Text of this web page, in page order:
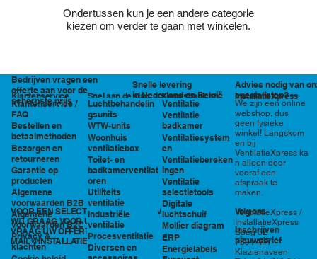
Ondertussen kun je een andere categorie
kiezen om verder te gaan met winkelen.
Klantenservice
Klantenservice /
FAQ
Bestellen en
betaalmethoden
Bezorgen en
retourneren
Garantie op
producten
Algemene
voorwaarden B2B
Algemene
voorwaarden B2C
Privacy &
klachten
VOOR EEN SELECTIE EN PRIJSOPGAVE STAAN
WIJ GRAAG VOOR U KLAAR!
VRAAG UW OFFERTE AAN VIA
MAIL@INSTALLATIEXPRESS.NL
Bedrijven vragen een
offerte aan voor de
scherpste prijs
Snelle levering
in Nederland en België
Advies nodig van
specialisten?
Snel aan de slag
Luchtbehandelin
gsunits
WTW-units
Woonhuis
ventilatiebox
Toilet- en
badkamerventilat
oren
Utiliteits
ventilatie
Industriële
ventilatie
Procesventilatie
Diversen en
Kennisbank en
tools
Ventilatie
Ventilatie
badkamer
Ventilatiesystem
en
Ventilatiebereken
ingen
Ventilatie
selectietools
Digitale
luchtschuif
Mollier diagram
ERP
Energielabels
We zijn een online
webshop, dus
geen fysieke
winkel! Langskom
en bij
VentilatieXpress ka
n alleen door
vooraf een
afspraak te
maken.
VentilatieXpress /
InstallatieXpress
Boeg 32
7891 MR
Klazienaveen
InstallatieXpress
Volg ons
Inschrijven
nieuwsbrief